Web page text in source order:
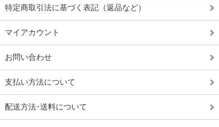
特定商取引法に基づく表記（返品など）
マイアカウント
お問い合わせ
支払い方法について
配送方法･送料について